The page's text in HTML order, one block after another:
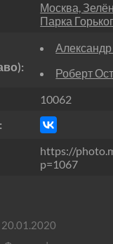
Москва,
Парка
Роберт
10062
https://
p=1067
20.01.2020